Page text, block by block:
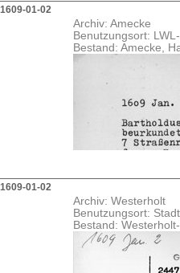
1609-01-02
Archiv: Amecke
Benutzungsort:
Bestand: Amecke,
1609-01-02
Archiv: Westerholt
Benutzungsort:
Bestand: